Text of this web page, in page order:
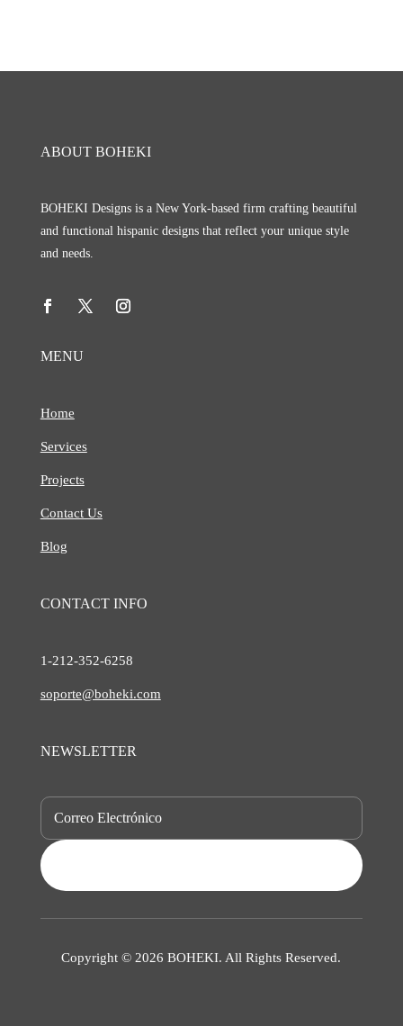
ABOUT BOHEKI
BOHEKI Designs is a New York-based firm crafting beautiful
and functional hispanic designs that reflect your unique style
and needs.
MENU
Home
Services
Projects
Contact Us
Blog
CONTACT INFO
1-212-352-6258
soporte@boheki.com
NEWSLETTER
Copyright © 2026 BOHEKI. All Rights Reserved.